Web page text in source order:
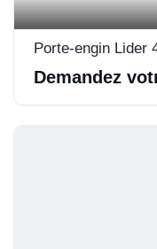
Porte-engin Lider
Demandez